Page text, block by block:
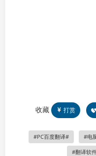
收藏 打赏
PC百度翻译 电
翻译软